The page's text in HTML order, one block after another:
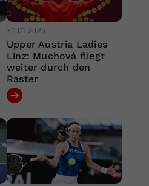
31.01.2025
Upper Austria Ladies
Linz: Muchová fliegt
weiter durch den
Raster